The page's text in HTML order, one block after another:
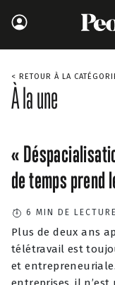
< RETOUR À LA
À la une
«
de temps prend
6 MIN DE LECTURE
Plus de deux ans
télétravail est
et